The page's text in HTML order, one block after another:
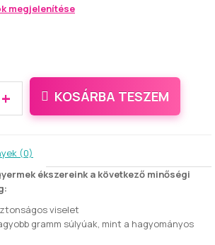
megjelenítése
+ KOSÁRBA TESZEM
(0)
ékszereink a következő minőségi
viselet
gramm súlyúak, mint a hagyományos